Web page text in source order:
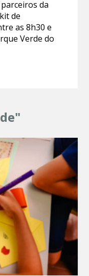
da
de
as 8h30 e
Verde do